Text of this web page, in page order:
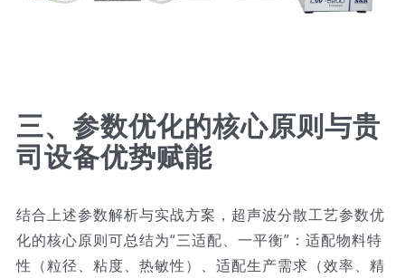
三、参数优化的核心原则与贵
司设备优势赋能
结合上述参数解析与实战方案，超声波分散工艺参数优
化的核心原则可总结为“三适配、一平衡”：适配物料特
性（粒径、粘度、热敏性）、适配生产需求（效率、精